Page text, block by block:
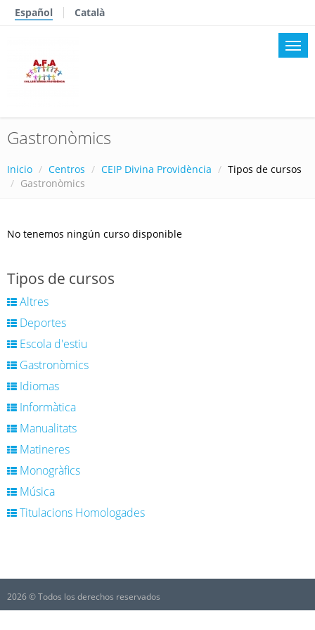
Español Català
Gastronòmics
Inicio Centros CEIP Divina Providència
Tipos de cursos
Gastronòmics
No tenemos ningún curso disponible
Tipos de cursos
Altres
Deportes
Escola d'estiu
Gastronòmics
Idiomas
Informàtica
Manualitats
Matineres
Monogràfics
Música
Titulacions Homologades
2026 © Todos los derechos reservados